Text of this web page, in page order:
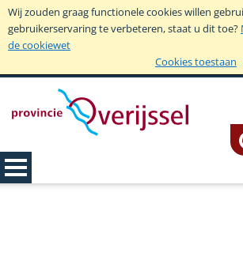
Wij zouden graag functionele cookies willen
gebruikerservaring te verbeteren, staat u dit toe?
de cookiewet
Cookies toestaan